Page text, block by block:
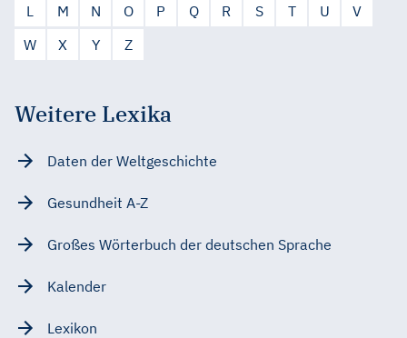
L
M N O P Q R S T U
V
W
X Y Z
Weitere Lexika
Daten der Weltgeschichte
Gesundheit A-Z
Großes Wörterbuch der deutschen Sprache
Kalender
Lexikon